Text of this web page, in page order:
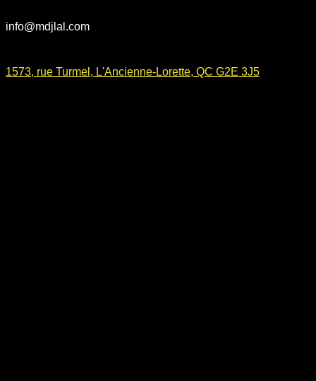
info@mdjlal.com
1573, rue Turmel, L'Ancienne-Lorette, QC G2E 3J5